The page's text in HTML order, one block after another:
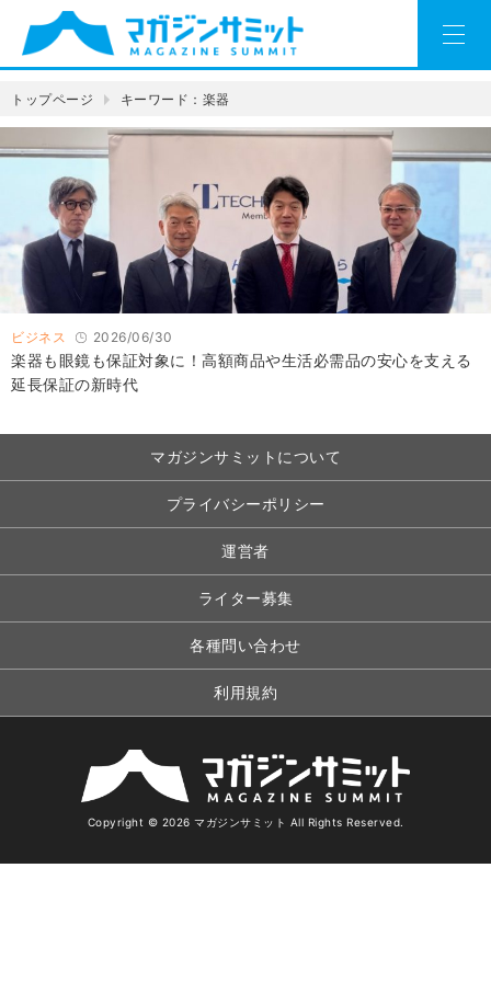
トップページ キーワード：楽器
ビジネス 2026/06/30
楽器も眼鏡も保証対象に！高額商品や生活必需品の安心を支える
延長保証の新時代
マガジンサミットについて
プライバシーポリシー
運営者
ライター募集
各種問い合わせ
利用規約
Copyright © 2026 マガジンサミット All Rights Reserved.